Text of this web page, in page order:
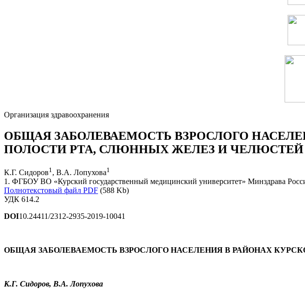
Организация здравоохранения
ОБЩАЯ ЗАБОЛЕВАЕМОСТЬ ВЗРОСЛОГО
ПОЛОСТИ РТА, СЛЮННЫХ ЖЕЛЕЗ И ЧЕЛЮСТЕЙ
К.Г. Сидоров1 , В.А. Лопухова1
1. ФГБОУ ВО «Курский государственный медицинский университет» Минздрава
Полнотекстовый файл PDF (588 Kb)
УДК 614.2
DOI10.24411/2312-2935-2019-10041
ОБЩАЯ ЗАБОЛЕВАЕМОСТЬ ВЗРОСЛОГО НАСЕЛЕНИЯ В РАЙОНАХ
К.Г. Сидоров, В.А. Лопухова